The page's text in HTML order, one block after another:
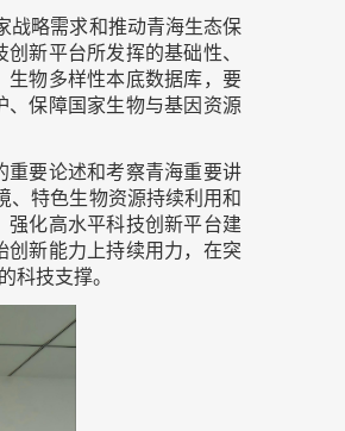
战略需求和推动青海生态保
新平台所发挥的基础性、
生物多样性本底数据库，要
保障国家生物与基因资源
重要论述和考察青海重要讲
、特色生物资源持续利用和
化高水平科技创新平台建
创新能力上持续用力，在突
科技支撑。